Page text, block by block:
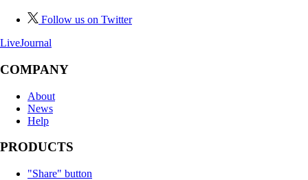
Follow us on Twitter
LiveJournal
COMPANY
About
News
Help
PRODUCTS
"Share" button